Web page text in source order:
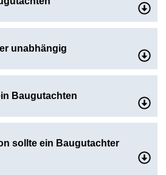
unabhängig
Baugutachten
sollte ein Baugutachter